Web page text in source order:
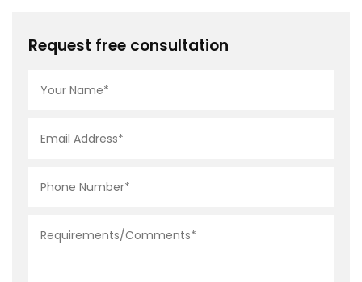
Request free consultation